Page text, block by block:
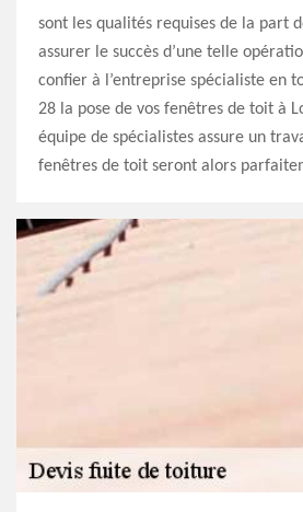
sont les qualités requises de la part
assurer le succès d’une telle
confier à l’entreprise spécialiste en
28 la pose de vos fenêtres de toit à
équipe de spécialistes assure un
fenêtres de toit seront alors